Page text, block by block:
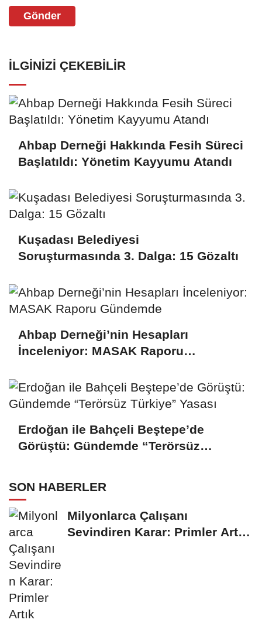
Gönder
İLGINIZI ÇEKEBILIR
Ahbap Derneği Hakkında Fesih Süreci
Başlatıldı: Yönetim Kayyumu Atandı
Kuşadası Belediyesi
Soruşturmasında 3. Dalga: 15 Gözaltı
Ahbap Derneği’nin Hesapları
İnceleniyor: MASAK Raporu
Erdoğan ile Bahçeli Beştepe’de
Görüştü: Gündemde “Terörsüz
SON HABERLER
Milyonlarca Çalışanı
Sevindiren Karar: Primler Artık